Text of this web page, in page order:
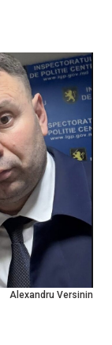
Alexandru Versinin